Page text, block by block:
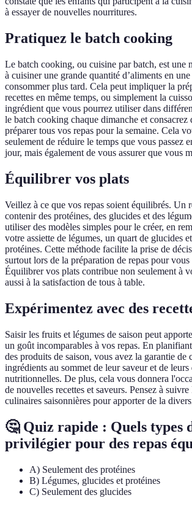
à essayer de nouvelles nourritures.
Pratiquez le batch cooking
Le batch cooking, ou cuisine par batch, est une
à cuisiner une grande quantité d’aliments en
consommer plus tard. Cela peut impliquer la
recettes en même temps, ou simplement la
ingrédient que vous pourrez utiliser dans
le batch cooking chaque dimanche et consacrez
préparer tous vos repas pour la semaine. Cela
seulement de réduire le temps que vous passez
jour, mais également de vous assurer que vous
Équilibrer vos plats
Veillez à ce que vos repas soient équilibrés. Un
contenir des protéines, des glucides et des
utiliser des modèles simples pour le créer, en
votre assiette de légumes, un quart de glucides
protéines. Cette méthode facilite la prise de
surtout lors de la préparation de repas pour
Équilibrer vos plats contribue non seulement à
aussi à la satisfaction de tous à table.
Expérimentez avec des
Saisir les fruits et légumes de saison peut
un goût incomparables à vos repas. En
des produits de saison, vous avez la garantie de
ingrédients au sommet de leur saveur et de leurs
nutritionnelles. De plus, cela vous donnera
de nouvelles recettes et saveurs. Pensez à suivre
culinaires saisonnières pour apporter de la
🤔 Quiz rapide : Quels types
privilégier pour des repas
A) Seulement des protéines
B) Légumes, glucides et protéines
C) Seulement des glucides